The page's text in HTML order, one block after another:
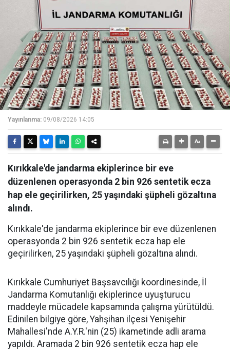
Yayınlanma: 09/08/2026 14:05
Kırıkkale'de jandarma ekiplerince bir eve
düzenlenen operasyonda 2 bin 926 sentetik ecza
hap ele geçirilirken, 25 yaşındaki şüpheli gözaltına
alındı.
Kırıkkale'de jandarma ekiplerince bir eve düzenlenen
operasyonda 2 bin 926 sentetik ecza hap ele
geçirilirken, 25 yaşındaki şüpheli gözaltına alındı.
Kırıkkale Cumhuriyet Başsavcılığı koordinesinde, İl
Jandarma Komutanlığı ekiplerince uyuşturucu
maddeyle mücadele kapsamında çalışma yürütüldü.
Edinilen bilgiye göre, Yahşihan ilçesi Yenişehir
Mahallesi'nde A.Y.R.'nin (25) ikametinde adli arama
yapıldı. Aramada 2 bin 926 sentetik ecza hap ele